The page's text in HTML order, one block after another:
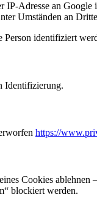
Adresse an
Umständen an
identifiziert
Identifizierung.
https://
Cookies
blockiert werden.